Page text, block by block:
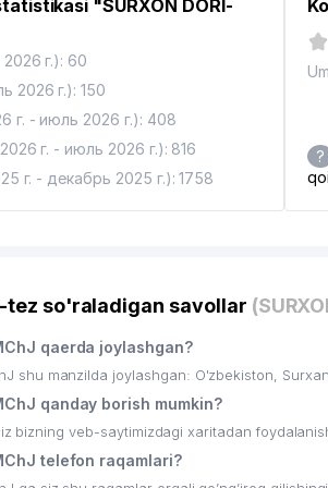
"SURXON DORI-
г.): 60
2026 г.): 150
г. - июль 2026 г.): 408
г. - июль 2026 г.): 816
г. - декабрь 2025 г.): 1758
?
tez so'raladigan savollar
qaerda joylashgan?
shu manzilda joylashgan: O'zbekiston,
qanday borish mumkin?
bizning veb-saytimizdagi xaritadan
telefon raqamlari?